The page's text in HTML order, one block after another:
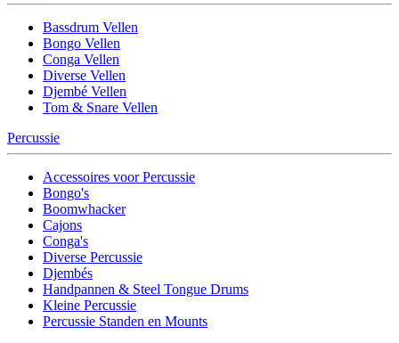
Bassdrum Vellen
Bongo Vellen
Conga Vellen
Diverse Vellen
Djembé Vellen
Tom & Snare Vellen
Percussie
Accessoires voor Percussie
Bongo's
Boomwhacker
Cajons
Conga's
Diverse Percussie
Djembés
Handpannen & Steel Tongue Drums
Kleine Percussie
Percussie Standen en Mounts